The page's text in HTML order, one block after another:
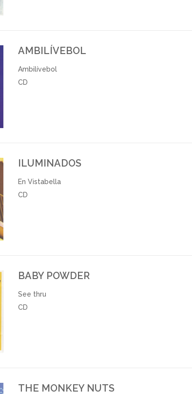
AMBILÍVEBOL
Ambilívebol
CD
ILUMINADOS
En Vistabella
CD
BABY POWDER
See thru
CD
THE MONKEY NUTS